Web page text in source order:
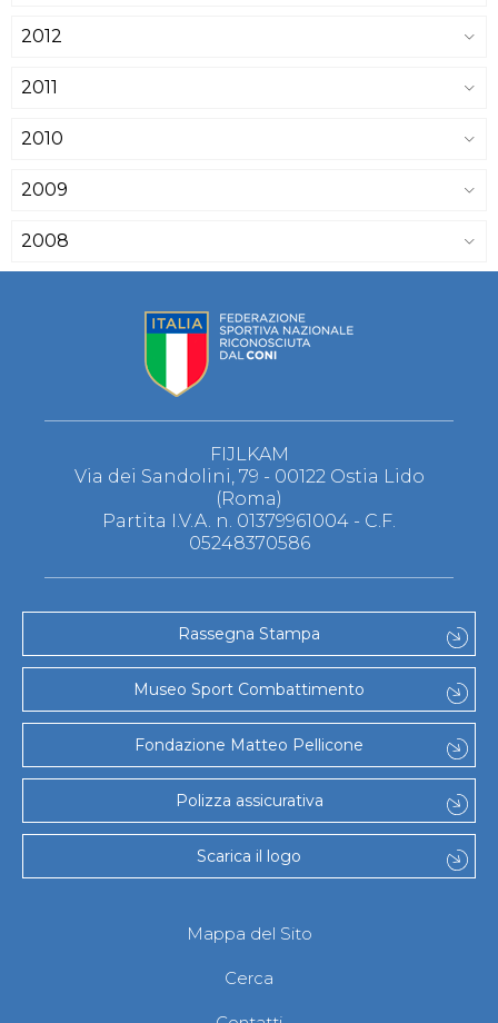
2012
2011
2010
2009
2008
FIJLKAM
Via dei Sandolini, 79 - 00122 Ostia Lido
(Roma)
Partita I.V.A. n. 01379961004 - C.F.
05248370586
Rassegna Stampa
Museo Sport Combattimento
Fondazione Matteo Pellicone
Polizza assicurativa
Scarica il logo
Mappa del Sito
Cerca